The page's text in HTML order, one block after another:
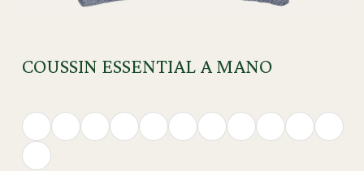
COUSSIN ESSENTIAL A MANO